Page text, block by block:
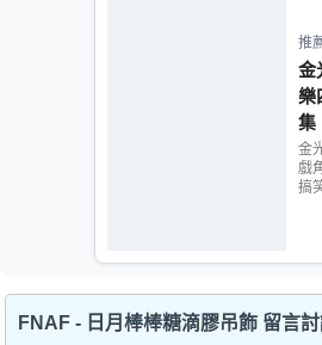
推
金
樂
集
金
戲
搞
FNAF - 日月棒棒糖滴膠吊飾 留言